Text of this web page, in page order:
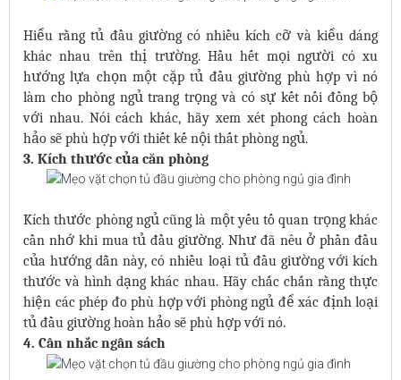
Hiểu rằng tủ đầu giường có nhiều kích cỡ và kiểu dáng
khác nhau trên thị trường. Hầu hết mọi người có xu
hướng lựa chọn một cặp tủ đầu giường phù hợp vì nó
làm cho phòng ngủ trang trọng và có sự kết nối đồng bộ
với nhau. Nói cách khác, hãy xem xét phong cách hoàn
hảo sẽ phù hợp với thiết kế nội thất phòng ngủ.
3. Kích thước của căn phòng
Kích thước phòng ngủ cũng là một yếu tố quan trọng khác
cần nhớ khi mua tủ đầu giường. Như đã nêu ở phần đầu
của hướng dẫn này, có nhiều loại tủ đầu giường với kích
thước và hình dạng khác nhau. Hãy chắc chắn rằng thực
hiện các phép đo phù hợp với phòng ngủ để xác định loại
tủ đầu giường hoàn hảo sẽ phù hợp với nó.
4. Cân nhắc ngân sách